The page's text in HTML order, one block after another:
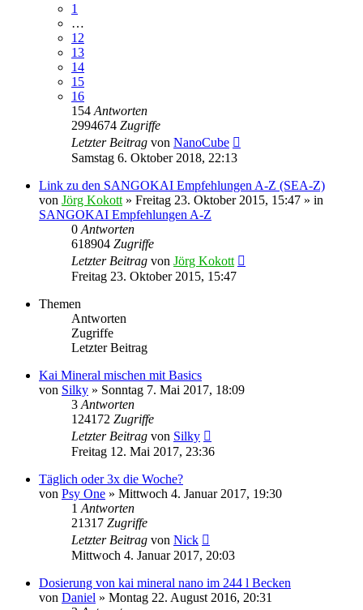
1
…
12
13
14
15
16
154 Antworten
2994674 Zugriffe
Letzter Beitrag von NanoCube
Samstag 6. Oktober 2018, 22:13
Link zu den SANGOKAI Empfehlungen A-Z (SEA-Z)
von Jörg Kokott » Freitag 23. Oktober 2015, 15:47 » in
SANGOKAI Empfehlungen A-Z
0 Antworten
618904 Zugriffe
Letzter Beitrag von Jörg Kokott
Freitag 23. Oktober 2015, 15:47
Themen
Antworten
Zugriffe
Letzter Beitrag
Kai Mineral mischen mit Basics
von Silky » Sonntag 7. Mai 2017, 18:09
3 Antworten
124172 Zugriffe
Letzter Beitrag von Silky
Freitag 12. Mai 2017, 23:36
Täglich oder 3x die Woche?
von Psy One » Mittwoch 4. Januar 2017, 19:30
1 Antworten
21317 Zugriffe
Letzter Beitrag von Nick
Mittwoch 4. Januar 2017, 20:03
Dosierung von kai mineral nano im 244 l Becken
von Daniel » Montag 22. August 2016, 20:31